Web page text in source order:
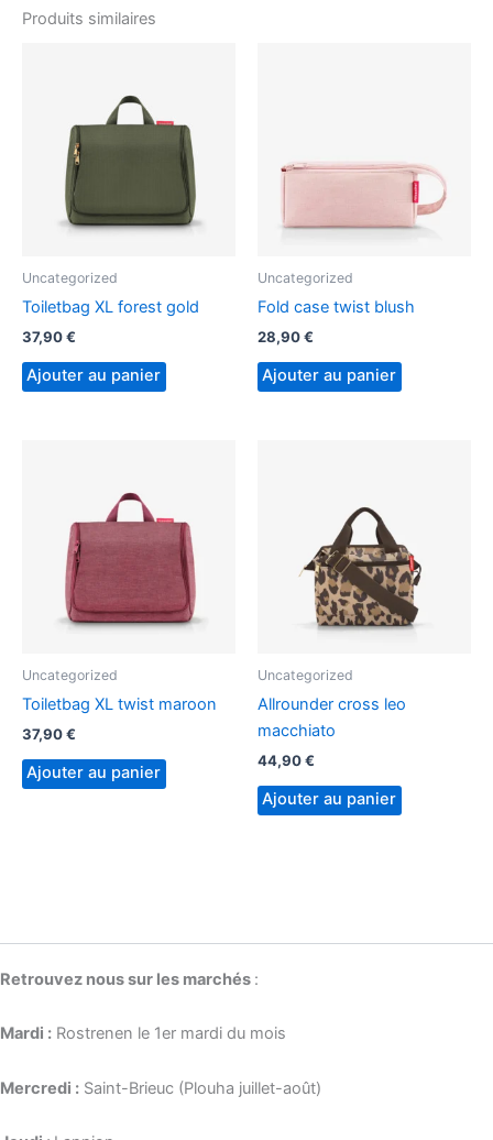
Produits similaires
Uncategorized
Toiletbag XL forest gold
37,90€
Ajouter au panier
Uncategorized
Fold case twist blush
28,90€
Ajouter au panier
Uncategorized
Toiletbag XL twist maroon
37,90€
Ajouter au panier
Uncategorized
Allrounder cross leo
macchiato
44,90€
Ajouter au panier
Retrouvez nous sur les marchés :
Mardi : Rostrenen le 1er mardi du mois
Mercredi : Saint-Brieuc (Plouha juillet-août)